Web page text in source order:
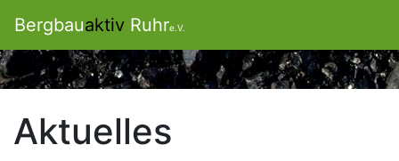
Bergbauaktiv Ruhre.V.
Aktuelles